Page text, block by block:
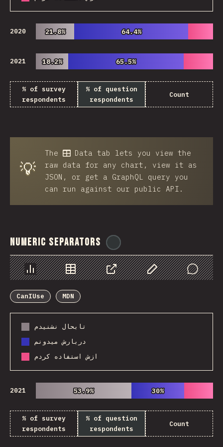
2020 21.8%
21.8% 64.4%
64.4%
2021 18.2%
18.2% 65.5%
65.5%
% of survey
respondents
% of question
respondents
Count
💡
The Data tab lets you view the
raw data for any chart, view it as
JSON, or get a GraphQL query you
can run against our public API.
Numeric Separators
Chart Data Share Customize Data
Comments
CanIUse
MDN
تابحال نشنیدم
دربارش میدونم
ازش استفاده کردم
2021 53.9%
53.9% 30%
30%
% of survey
respondents
% of question
respondents
Count